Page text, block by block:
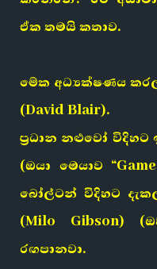
ඒක තමයි කතාව.
මේක අධ්‍යක්ෂණය
(David Blair).
ප්‍රධාන නළුවෝ විදිහට
(ඔයා මෙයාව
බෝල්ටන් විදිහට
(Milo Gibson)
රඟපානවා.